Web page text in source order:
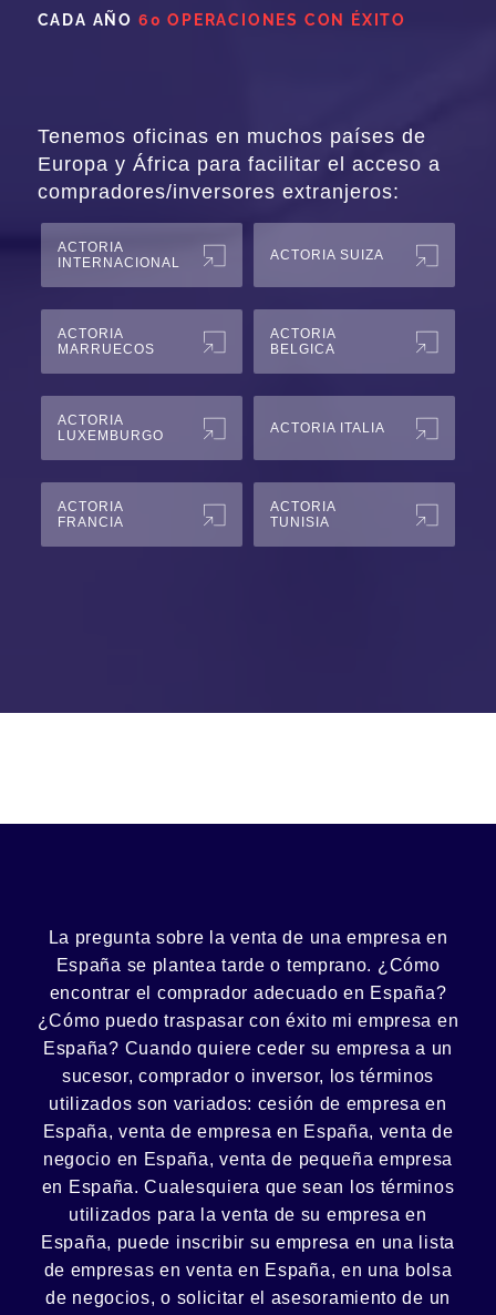
CADA AÑO 60 OPERACIONES CON ÉXITO
Tenemos oficinas en muchos países de
Europa y África para facilitar el acceso a
compradores/inversores extranjeros:
ACTORIA
INTERNACIONAL
ACTORIA SUIZA
ACTORIA
MARRUECOS
ACTORIA
BELGICA
ACTORIA
LUXEMBURGO
ACTORIA ITALIA
ACTORIA
FRANCIA
ACTORIA
TUNISIA
La pregunta sobre la venta de unaempresa en
España se plantea tarde o temprano. ¿Cómo
encontrar el comprador adecuado en España?
¿Cómo puedotraspasar con éxito mi empresa en
España? Cuando quiere ceder su empresa a un
sucesor, comprador o inversor, los términos
utilizados son variados: cesión de empresa en
España, venta de empresa en España, venta de
negocio en España, venta de pequeña empresa
en España. Cualesquiera que sean los términos
utilizados para la venta de su empresa en
España, puede inscribir su empresa en una lista
de empresas en venta en España, en una bolsa
de negocios, o solicitar el asesoramiento de un